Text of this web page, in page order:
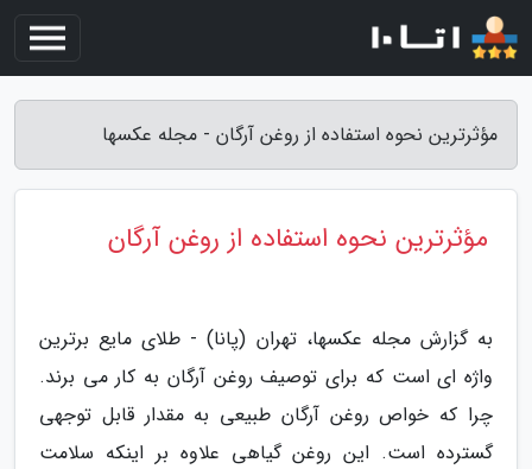
مؤثرترین نحوه استفاده از روغن آرگان - مجله عکسها
مؤثرترین نحوه استفاده از روغن آرگان
به گزارش مجله عکسها، تهران (پانا) - طلای مایع برترین
واژه ای است که برای توصیف روغن آرگان به کار می برند.
چرا که خواص روغن آرگان طبیعی به مقدار قابل توجهی
گسترده است. این روغن گیاهی علاوه بر اینکه سلامت